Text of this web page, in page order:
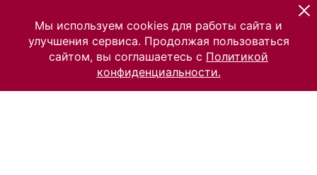
Мы используем cookies для работы сайта и
улучшения сервиса. Продолжая пользоваться
сайтом, вы соглашаетесь с Политикой
конфиденциальности.